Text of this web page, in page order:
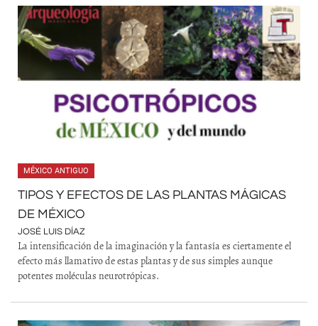
MÉXICO ANTIGUO
TIPOS Y EFECTOS DE LAS PLANTAS MÁGICAS
DE MÉXICO
JOSÉ LUIS DÍAZ
La intensificación de la imaginación y la fantasía es ciertamente el
efecto más llamativo de estas plantas y de sus simples aunque
potentes moléculas neurotrópicas.